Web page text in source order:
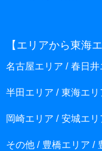
【エリアから東海
名古屋エリア 春日井
半田エリア 東海エリ
岡崎エリア 安城エリ
その他 豊橋エリア